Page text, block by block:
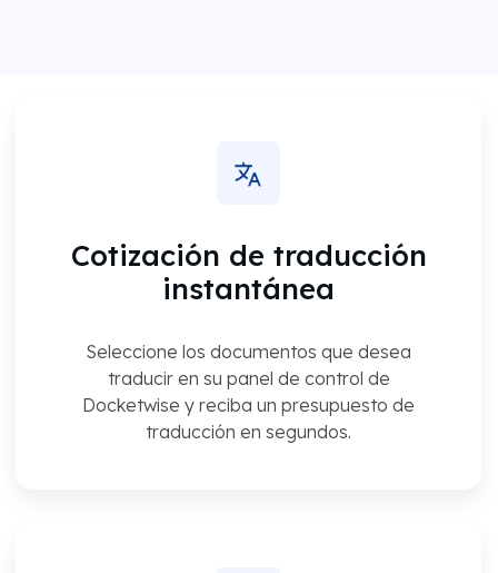
Cotización de traducción
instantánea
Seleccione los documentos que desea
traducir en su panel de control de
Docketwise y reciba un presupuesto de
traducción en segundos.